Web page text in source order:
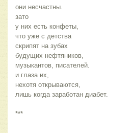
они несчастны.
зато
у них есть конфеты,
что уже с детства
скрипят на зубах
будущих нефтяников,
музыкантов, писателей.
и глаза их,
нехотя открываются,
лишь когда заработан диабет.
***